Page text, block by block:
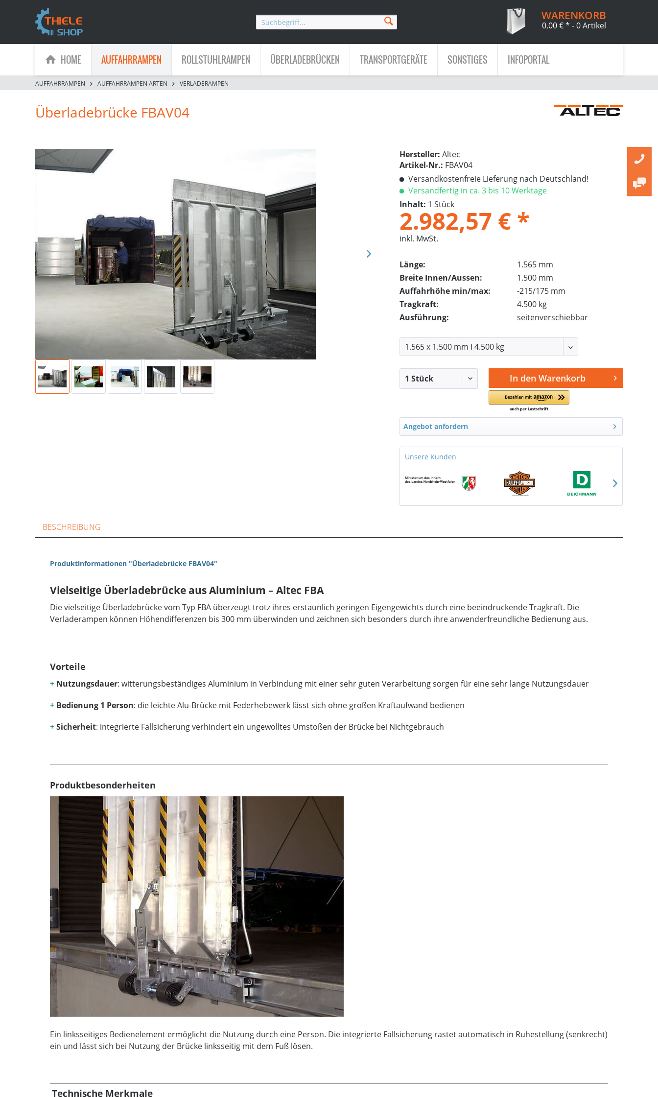
WARENKORB
0,00 € * - 0 Artikel
HOME AUFFAHRRAMPEN ROLLSTUHLRAMPEN ÜBERLADEBRÜCKEN TRANSPORTGERÄTE SONSTIGES INFOPORTAL
AUFFAHRRAMPEN AUFFAHRRAMPEN ARTEN VERLADERAMPEN
Überladebrücke FBAV04
Hersteller: Altec
Artikel-Nr.: FBAV04
Versandkostenfreie Lieferung nach Deutschland!
Versandfertig in ca. 3 bis 10 Werktage
Inhalt: 1 Stück
2.982,57 € *
inkl. MwSt.
Länge:
1.565 mm
Breite Innen/Aussen:
1.500 mm
Auffahrhöhe min/max:
-215/175 mm
Tragkraft:
4.500 kg
Ausführung:
seitenverschiebbar
In den Warenkorb
Angebot anfordern
Unsere Kunden
BESCHREIBUNG
Produktinformationen "Überladebrücke FBAV04"
Vielseitige Überladebrücke aus Aluminium – Altec FBA
Die vielseitige Überladebrücke vom Typ FBA überzeugt trotz ihres erstaunlich geringen Eigengewichts durch eine beeindruckende Tragkraft. Die
Verladerampen können Höhendifferenzen bis 300 mm überwinden und zeichnen sich besonders durch ihre anwenderfreundliche Bedienung aus.
Vorteile
+ Nutzungsdauer: witterungsbeständiges Aluminium in Verbindung mit einer sehr guten Verarbeitung sorgen für eine sehr lange Nutzungsdauer
+ Bedienung 1 Person: die leichte Alu-Brücke mit Federhebewerk lässt sich ohne großen Kraftaufwand bedienen
+Sicherheit: integrierte Fallsicherung verhindert ein ungewolltes Umstoßen der Brücke bei Nichtgebrauch
Produktbesonderheiten
Ein linksseitiges Bedienelement ermöglicht die Nutzung durch eine Person. Die integrierte Fallsicherung rastet automatisch in Ruhestellung (senkrecht)
ein und lässt sich bei Nutzung der Brücke linksseitig mit dem Fuß lösen.
Technische Merkmale